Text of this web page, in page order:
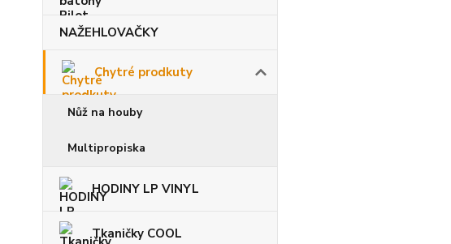
NAŽEHLOVAČKY
Chytré prodkuty
Nůž na houby
Multipropiska
HODINY LP VINYL
Tkaničky COOL